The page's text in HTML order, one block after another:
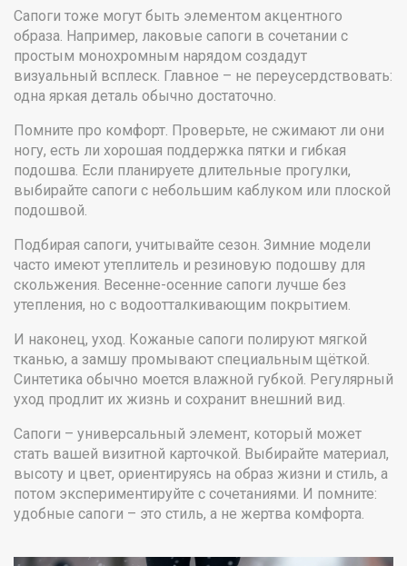
Сапоги тоже могут быть элементом акцентного
образа. Например, лаковые сапоги в сочетании с
простым монохромным нарядом создадут
визуальный всплеск. Главное – не переусердствовать:
одна яркая деталь обычно достаточно.
Помните про комфорт. Проверьте, не сжимают ли они
ногу, есть ли хорошая поддержка пятки и гибкая
подошва. Если планируете длительные прогулки,
выбирайте сапоги с небольшим каблуком или плоской
подошвой.
Подбирая сапоги, учитывайте сезон. Зимние модели
часто имеют утеплитель и резиновую подошву для
скольжения. Весенне-осенние сапоги лучше без
утепления, но с водоотталкивающим покрытием.
И наконец, уход. Кожаные сапоги полируют мягкой
тканью, а замшу промывают специальным щёткой.
Синтетика обычно моется влажной губкой. Регулярный
уход продлит их жизнь и сохранит внешний вид.
Сапоги – универсальный элемент, который может
стать вашей визитной карточкой. Выбирайте материал,
высоту и цвет, ориентируясь на образ жизни и стиль, а
потом экспериментируйте с сочетаниями. И помните:
удобные сапоги – это стиль, а не жертва комфорта.